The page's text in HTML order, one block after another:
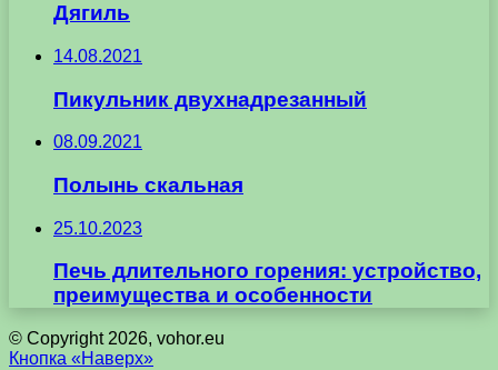
Дягиль
14.08.2021
Пикульник двухнадрезанный
08.09.2021
Полынь скальная
25.10.2023
Печь длительного горения: устройство,
преимущества и особенности
© Copyright 2026, vohor.eu
Кнопка «Наверх»